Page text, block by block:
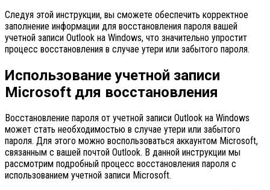
Следуя этой инструкции, вы сможете обеспечить корректное
заполнение информации для восстановления пароля вашей
учетной записи Outlook на Windows, что значительно упростит
процесс восстановления в случае утери или забытого пароля.
Использование учетной записи
Microsoft для восстановления
Восстановление пароля от учетной записи Outlook на Windows
может стать необходимостью в случае утери или забытого
пароля. Для этого можно воспользоваться аккаунтом Microsoft,
связанным с вашей почтой Outlook. В данной инструкции мы
рассмотрим подробный процесс восстановления пароля с
использованием учетной записи Microsoft.